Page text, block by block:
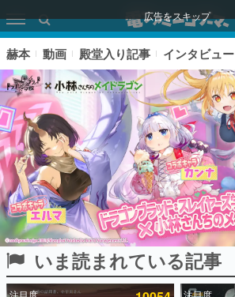
広告をスキップ
ピックアップ
赫本 動画 殿堂入り記事 インタビュー
いま読まれている記事
注目度 注目度